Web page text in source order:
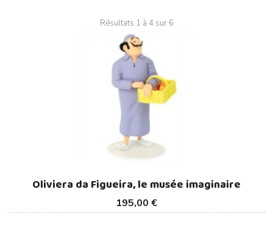
Résultats 1 à 4 sur 6
195,00 €
Oliviera da Figueira, le musée imaginaire